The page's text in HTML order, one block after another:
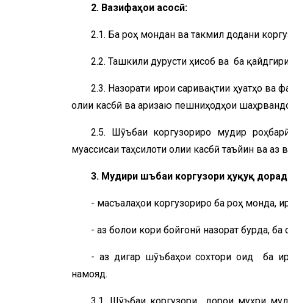
2. Вазифаҳои асосӣ:
2.1. Ба роҳ мондан ва такмил додани
2.2. Ташкили дурусти ҳисоб ва ба
2.3. Назорати иҷрои саривақтии ҳуҷҷатҳо
олии касбӣ ва аризаю пешниҳодҳои
2.5. Шӯъбаи коргузориро мудир
муассисаи таҳсилоти олии касбӣ таъйин ва
3. Мудири шӯъбаи коргузори ҳуқуқ
- масъалаҳои коргузориро ба роҳ монда,
- аз болои кори бойгонӣ назорат бурда,
- аз дигар шӯъбаҳои сохтори оид ба
намояд.
3.1. Шӯъбаи коргузори дорои муҳри